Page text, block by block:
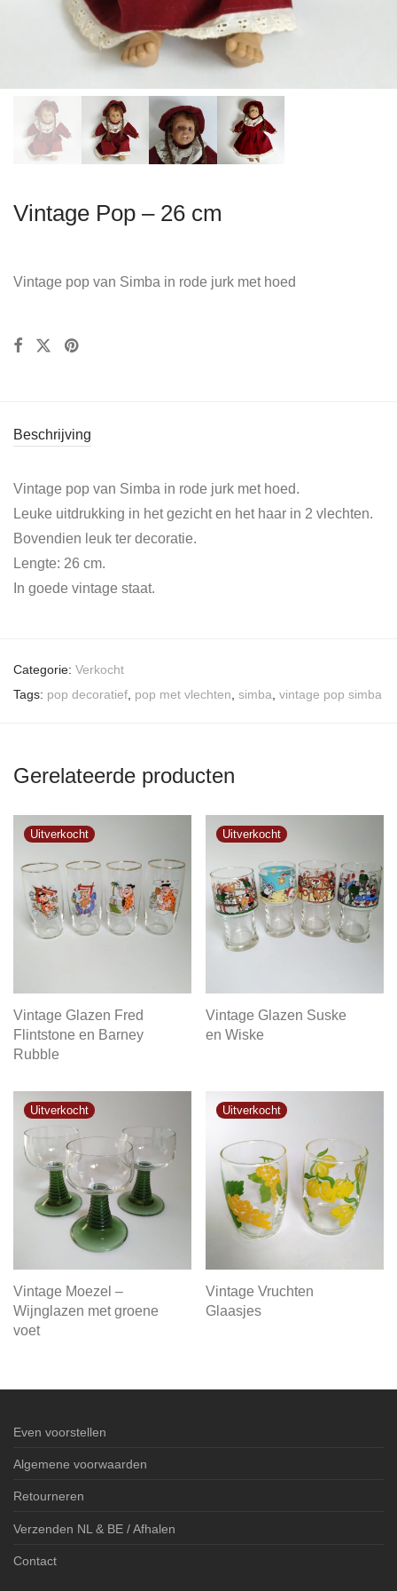
Vintage Pop – 26 cm
Vintage pop van Simba in rode jurk met hoed
Beschrijving
Vintage pop van Simba in rode jurk met hoed.
Leuke uitdrukking in het gezicht en het haar in 2 vlechten.
Bovendien leuk ter decoratie.
Lengte: 26 cm.
In goede vintage staat.
Categorie: Verkocht
Tags: pop decoratief pop met vlechten simba vintage pop simba
Gerelateerde producten
Vintage Glazen Fred
Flintstone en Barney
Rubble
Vintage Glazen Suske
en Wiske
Vintage Moezel –
Wijnglazen met groene
voet
Vintage Vruchten
Glaasjes
Even voorstellen
Algemene voorwaarden
Retourneren
Verzenden NL & BE / Afhalen
Contact